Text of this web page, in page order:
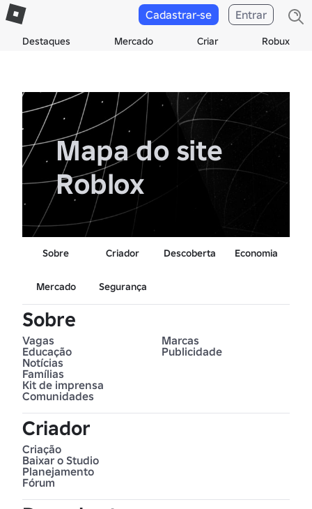
Destaques Mercado Criar Robux
Cadastrar-se Entrar
Mapa do site
Roblox
Sobre Criador Descoberta Economia
Mercado Segurança
Sobre
Vagas
Educação
Notícias
Famílias
Kit de imprensa
Comunidades
Marcas
Publicidade
Criador
Criação
Baixar o Studio
Planejamento
Fórum